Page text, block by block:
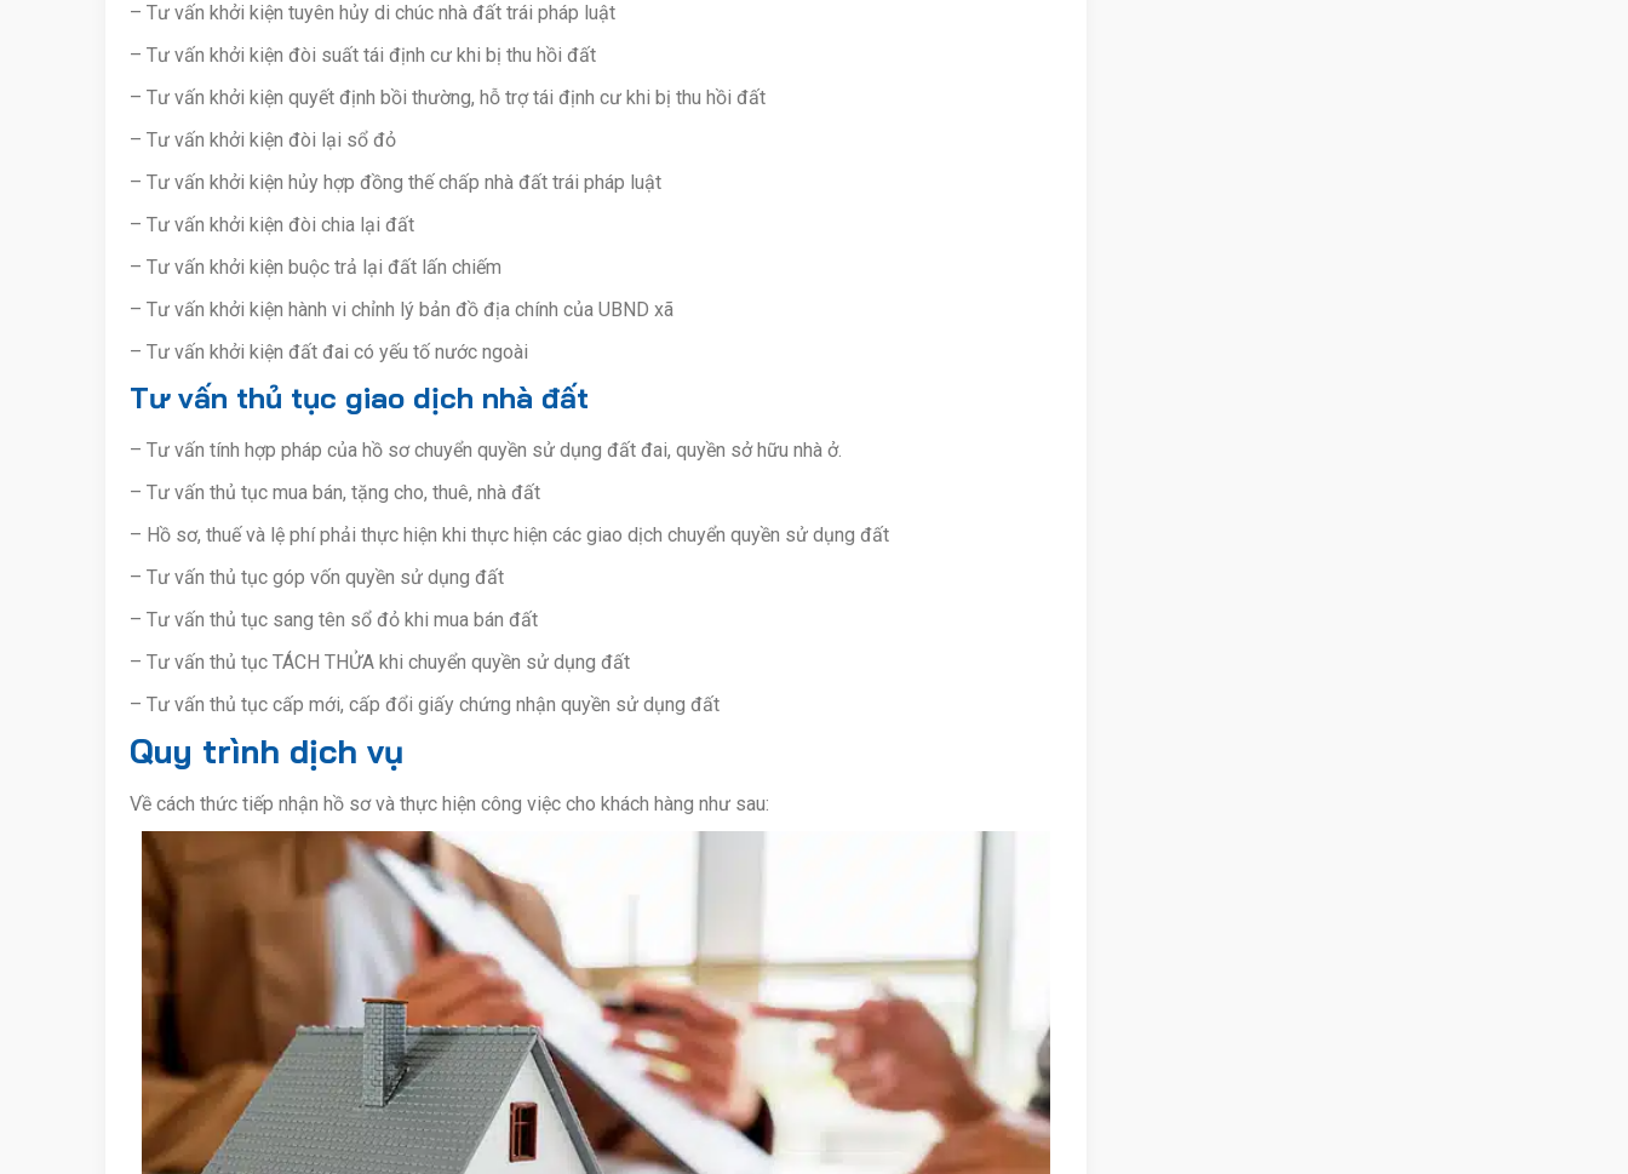
– Tư vấn khởi kiện tuyên hủy di chúc nhà đất trái pháp luật
– Tư vấn khởi kiện đòi suất tái định cư khi bị thu hồi đất
– Tư vấn khởi kiện quyết định bồi thường, hỗ trợ tái định cư khi bị thu hồi đất
– Tư vấn khởi kiện đòi lại sổ đỏ
– Tư vấn khởi kiện hủy hợp đồng thế chấp nhà đất trái pháp luật
– Tư vấn khởi kiện đòi chia lại đất
– Tư vấn khởi kiện buộc trả lại đất lấn chiếm
– Tư vấn khởi kiện hành vi chỉnh lý bản đồ địa chính của UBND xã
– Tư vấn khởi kiện đất đai có yếu tố nước ngoài
Tư vấn thủ tục giao dịch nhà đất
– Tư vấn tính hợp pháp của hồ sơ chuyển quyền sử dụng đất đai, quyền sở hữu nhà ở.
– Tư vấn thủ tục mua bán, tặng cho, thuê, nhà đất
– Hồ sơ, thuế và lệ phí phải thực hiện khi thực hiện các giao dịch chuyển quyền sử dụng đất
– Tư vấn thủ tục góp vốn quyền sử dụng đất
– Tư vấn thủ tục sang tên sổ đỏ khi mua bán đất
– Tư vấn thủ tục TÁCH THỬA khi chuyển quyền sử dụng đất
– Tư vấn thủ tục cấp mới, cấp đổi giấy chứng nhận quyền sử dụng đất
Quy trình dịch vụ
Về cách thức tiếp nhận hồ sơ và thực hiện công việc cho khách hàng như sau: